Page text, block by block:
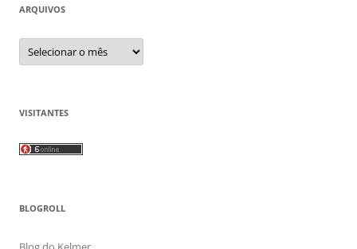
ARQUIVOS
Arquivos
VISITANTES
BLOGROLL